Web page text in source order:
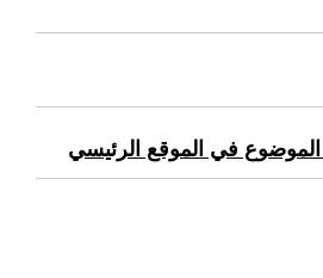
الموضوع في الموقع الرئيسي